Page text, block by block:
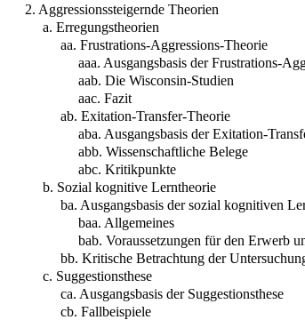
2. Aggressionssteigernde Theorien
a. Erregungstheorien
aa. Frustrations-Aggressions-Theorie
aaa. Ausgangsbasis der Frustrations-
aab. Die Wisconsin-Studien
aac. Fazit
ab. Exitation-Transfer-Theorie
aba. Ausgangsbasis der Exitation-
abb. Wissenschaftliche Belege
abc. Kritikpunkte
b. Sozial kognitive Lerntheorie
ba. Ausgangsbasis der sozial kognitiven
baa. Allgemeines
bab. Voraussetzungen für den Erwerb
bb. Kritische Betrachtung der
c. Suggestionsthese
ca. Ausgangsbasis der Suggestionsthese
cb. Fallbeispiele